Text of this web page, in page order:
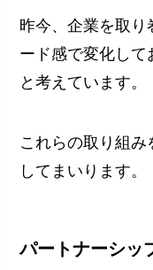
昨今、企業を取
ード感で変化して
と考えています。
これらの取り組み
してまいります。
パートナーシッ